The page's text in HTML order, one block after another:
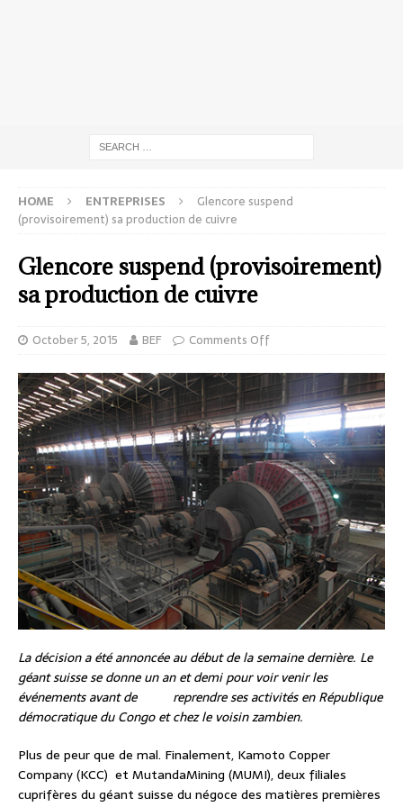
HOME ENTREPRISES
Glencore suspend
(provisoirement) sa production de cuivre
Glencore suspend (provisoirement)
sa production de cuivre
October 5, 2015 BEF Comments Off
La décision a été annoncée au début de la semaine dernière. Le
géant suisse se donne un an et demi pour voir venir les
événements avant de reprendre ses activités en République
démocratique du Congo et chez le voisin zambien.
Plus de peur que de mal. Finalement, Kamoto Copper
Company (KCC) et MutandaMining (MUMI), deux filiales
cuprifères du géant suisse du négoce des matières premières